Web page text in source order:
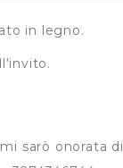
in legno.
sarò onorata di